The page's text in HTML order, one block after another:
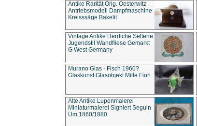
Antike Rarität Orig. Oesterwitz
Antriebsmodell Dampfmaschine
Kreisssäge Bakelit
Vintage Antike Herrliche Seltene
Jugendstil Wandfliese Gemarkt
G West Germany
Murano Glas - Fisch 1960?
Glaskunst Glasobjekt Mille Fiori
Alte Antike Lupenmalerei
Miniaturmalerei Signiert Seguin
Um 1860/1880